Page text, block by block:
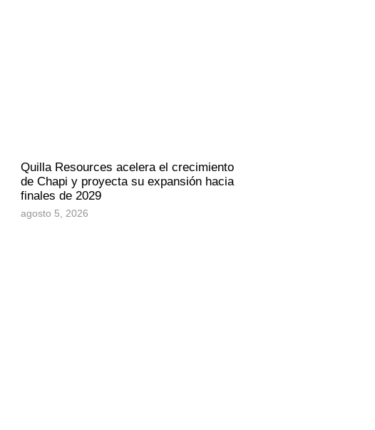
Quilla Resources acelera el crecimiento
de Chapi y proyecta su expansión hacia
finales de 2029
agosto 5, 2026